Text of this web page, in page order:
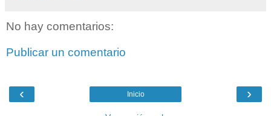
No hay comentarios:
Publicar un comentario
‹ ›
Inicio